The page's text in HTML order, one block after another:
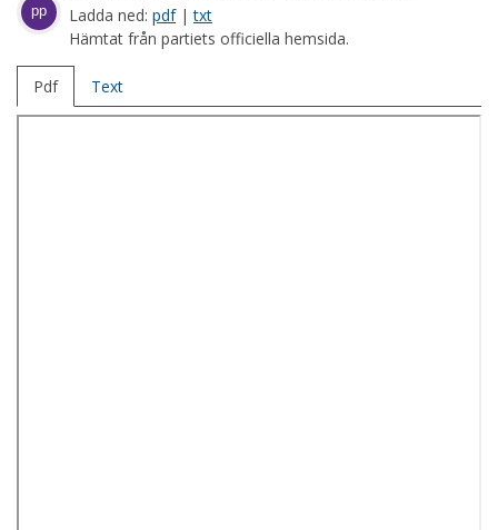
pp Ladda ned: pdf|txt
Hämtat från partiets officiella hemsida.
Pdf Text